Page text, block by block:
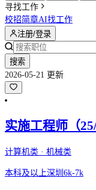
寻找工作
校招简章AI找工作
注册/登录
搜索
2026-05-21 更新
实施工程师（
计算机类 · 机械类
本科及以上深圳 6k-7k